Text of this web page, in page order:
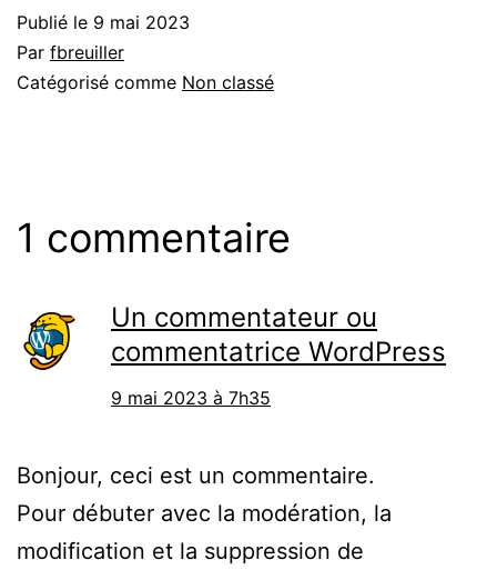
Publié le 9 mai 2023
Par fbreuiller
Catégorisé comme Non classé
1 commentaire
Un commentateur ou
commentatrice WordPress
9 mai 2023 à 7h35
Bonjour, ceci est un commentaire.
Pour débuter avec la modération, la
modification et la suppression de